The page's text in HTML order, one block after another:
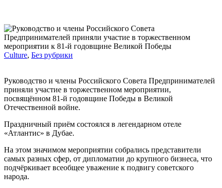
Culture, Без рубрики
Руководство и члены Российского Совета Предпринимателей
приняли участие в торжественном мероприятии,
посвящённом 81-й годовщине Победы в Великой
Отечественной войне.
Праздничный приём состоялся в легендарном отеле
«Атлантис» в Дубае.
На этом значимом мероприятии собрались представители
самых разных сфер, от дипломатии до крупного бизнеса, что
подчёркивает всеобщее уважение к подвигу советского
народа.